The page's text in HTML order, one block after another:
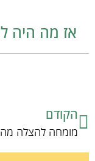
אז מה היה
הקודם